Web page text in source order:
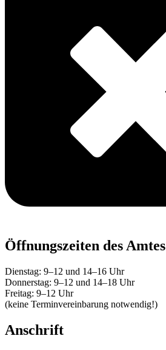
Öffnungszeiten des Amtes
Dienstag: 9–12 und 14–16 Uhr
Donnerstag: 9–12 und 14–18 Uhr
Freitag: 9–12 Uhr
(keine Terminvereinbarung notwendig!)
Anschrift